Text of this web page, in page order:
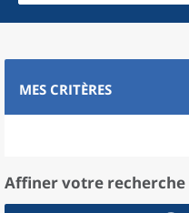
MES CRITÈRES
Affiner votre recherche